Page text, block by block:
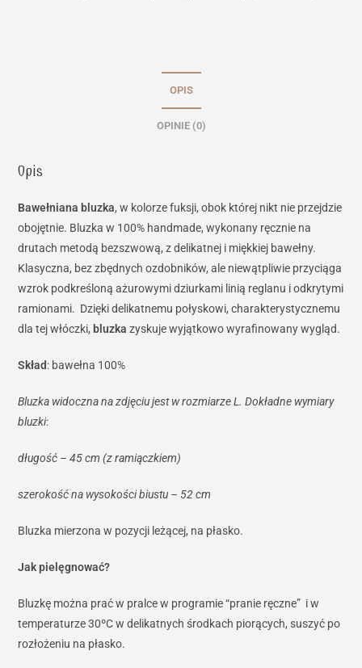
OPIS
OPINIE (0)
Opis
Bawełniana bluzka, w kolorze fuksji, obok której nikt nie przejdzie
obojętnie. Bluzka w 100% handmade, wykonany ręcznie na
drutach metodą bezszwową, z delikatnej i miękkiej bawełny.
Klasyczna, bez zbędnych ozdobników, ale niewątpliwie przyciąga
wzrok podkreśloną ażurowymi dziurkami linią reglanu i odkrytymi
ramionami. Dzięki delikatnemu połyskowi, charakterystycznemu
dla tej włóczki, bluzka zyskuje wyjątkowo wyrafinowany wygląd.
Skład: bawełna 100%
Bluzka widoczna na zdjęciu jest w rozmiarze L. Dokładne wymiary
bluzki:
długość – 45 cm (z ramiączkiem)
szerokość na wysokości biustu – 52 cm
Bluzka mierzona w pozycji leżącej, na płasko.
Jak pielęgnować?
Bluzkę można prać w pralce w programie “pranie ręczne” i w
temperaturze 30ºC w delikatnych środkach piorących, suszyć po
rozłożeniu na płasko.